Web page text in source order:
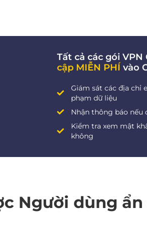
Tất cả các gói VPN
cập MIỄN PHÍ vào
Giám sát các địa chỉ
phạm dữ liệu
Nhận thông báo nếu
Kiểm tra xem mật
không
Người dùng